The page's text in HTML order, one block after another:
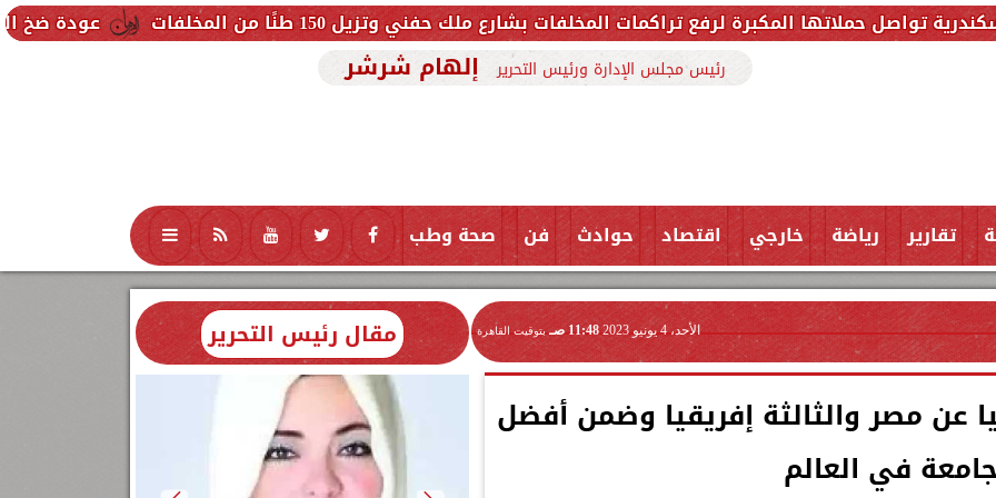
عودة ضخ المياه تدريجيًا لرفع تراكمات المخلفات بشارع ملك حفني وتزيل 150 طنًا من المخلفات
رئيس مجلس الإدارة ورئيس التحرير إلهام شرشر
تقارير رياضة خارجي اقتصاد حوادث فن صحة وطب تكنولوجيا منوعات محافظات
الأحد، 4 يونيو 2023 11:48 صـ بتوقيت القاهرة
عن مصر والثالثة إفريقيا وضمن أفضل
مقال رئيس التحرير